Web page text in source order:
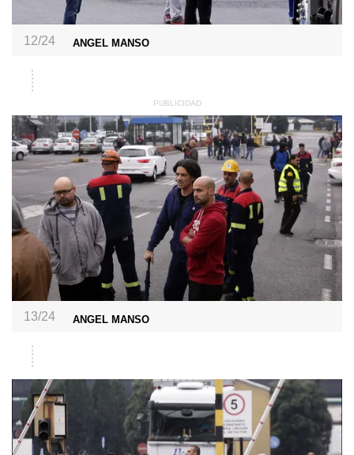
12/24 ANGEL MANSO
13/24 ANGEL MANSO